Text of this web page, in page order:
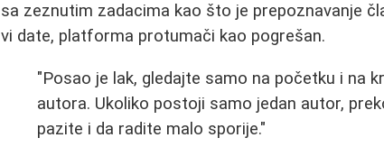
sa zeznutim zadacima kao što je prepoznavanje
vi date, platforma protumači kao pogrešan.
"Posao je lak, gledajte samo na početku i na
autora. Ukoliko postoji samo jedan autor,
pazite i da radite malo sporije."